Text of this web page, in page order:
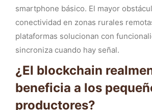
smartphone básico. El mayor
conectividad en zonas rurales
plataformas solucionan con
sincroniza cuando hay señal.
¿El blockchain
beneficia a los
productores?